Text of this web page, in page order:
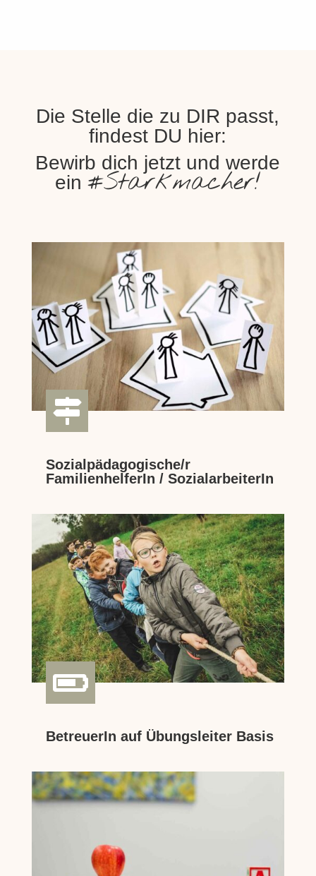
Die Stelle die zu DIR passt,
findest DU hier:
Bewirb dich jetzt und werde
ein #Starkmacher!

Sozialpädagogische/r
FamilienhelferIn / SozialarbeiterIn

BetreuerIn auf Übungsleiter Basis